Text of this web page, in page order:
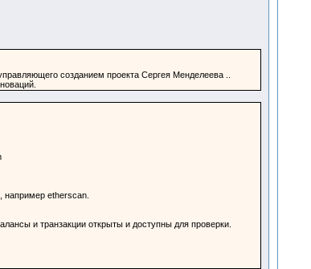
созданием проекта Сергея Менделеева ..
например etherscan.
и транзакции открыты и доступны для проверки.